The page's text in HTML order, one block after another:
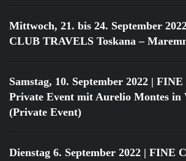
Mittwoch, 21. bis 24. September
CLUB TRAVELS Toskana –
Samstag, 10. September 2022 |
Private Event mit Aurelio Montes in
(Private Event)
Dienstag 6. September 2022 | FINE